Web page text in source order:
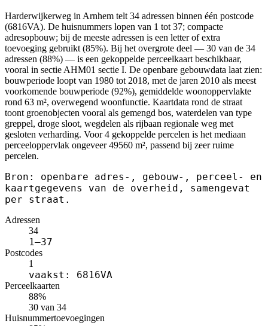
Harderwijkerweg in Arnhem telt 34 adressen binnen één postcode
(6816VA). De huisnummers lopen van 1 tot 37; compacte
adresopbouw; bij de meeste adressen is een letter of extra
toevoeging gebruikt (85%). Bij het overgrote deel — 30 van de 34
adressen (88%) — is een gekoppelde perceelkaart beschikbaar,
vooral in sectie AHM01 sectie I. De openbare gebouwdata laat zien:
bouwperiode loopt van 1980 tot 2018, met de jaren 2010 als meest
voorkomende bouwperiode (92%), gemiddelde woonoppervlakte
rond 63 m², overwegend woonfunctie. Kaartdata rond de straat
toont groenobjecten vooral als gemengd bos, waterdelen van type
greppel, droge sloot, wegdelen als rijbaan regionale weg met
gesloten verharding. Voor 4 gekoppelde percelen is het mediaan
perceeloppervlak ongeveer 49560 m², passend bij zeer ruime
percelen.
Bron: openbare adres-, gebouw-, perceel- en
kaartgegevens van de overheid, samengevat
per straat.
Adressen
34
1–37
Postcodes
1
vaakst: 6816VA
Perceelkaarten
88%
30 van 34
Huisnummertoevoegingen